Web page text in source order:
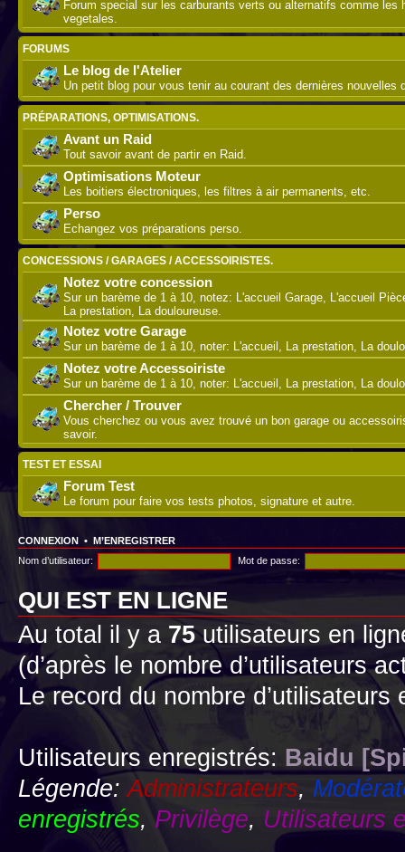
Forum special sur les carburants verts ou alternatifs comme les
vegetales.
FORUMS
Le blog de l'Atelier
Un petit blog pour vous tenir au courant des dernières nouvelles
PRÉPARATIONS, OPTIMISATIONS.
Avant un Raid
Tout savoir avant de partir en Raid.
Optimisations Moteur
Les boitiers électroniques, les filtres à air permanents, etc.
Perso
Echangez vos préparations perso.
CONCESSIONS / GARAGES / ACCESSOIRISTES.
Notez votre concession
Sur un barème de 1 à 10, notez: L'accueil Garage, L'accueil
La prestation, La douloureuse.
Notez votre Garage
Sur un barème de 1 à 10, noter: L'accueil, La prestation, La
Notez votre Accessoiriste
Sur un barème de 1 à 10, noter: L'accueil, La prestation, La
Chercher / Trouver
Vous cherchez ou vous avez trouvé un bon garage ou
savoir.
TEST ET ESSAI
Forum Test
Le forum pour faire vos tests photos, signature et autre.
CONNEXION • M’ENREGISTRER
Nom d’utilisateur:
Mot de passe:
QUI EST EN LIGNE
Au total il y a 75utilisateurs en
(d’après le nombre d’utilisateurs
Le record du nombre
Utilisateurs enregistrés: Baidu
Légende:Administrateurs,
enregistrés,Privilège, Utilisateurs